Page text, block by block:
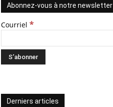
Abonnez-vous à notre newsletter
Courriel *
Derniers articles